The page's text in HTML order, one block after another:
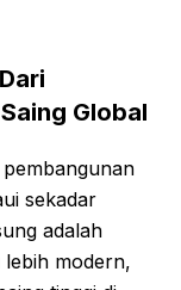
Global
sekadar
adalah
modern,